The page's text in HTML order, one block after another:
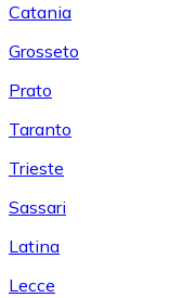
Catania
Grosseto
Prato
Taranto
Trieste
Sassari
Latina
Lecce